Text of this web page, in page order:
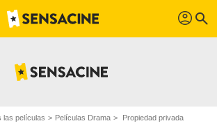
profil search
las películas Películas Drama Propiedad privada